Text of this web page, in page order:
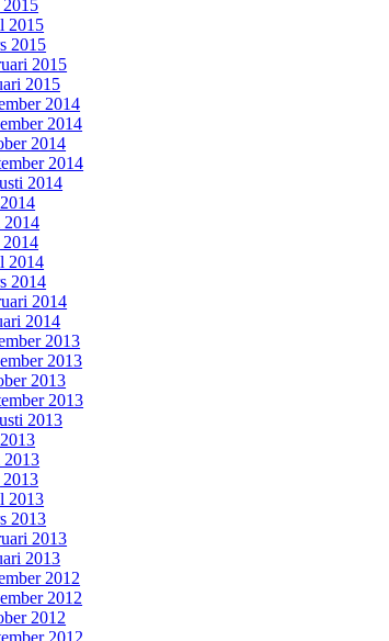
2015
2015
2015
2015
2015
2014
2014
2014
2014
2014
2014
2014
2014
2014
2014
2014
2013
2013
2013
2013
2013
2013
2013
2013
2013
2013
2013
2012
2012
2012
2012